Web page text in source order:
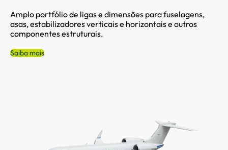
Amplo portfólio de ligas e dimensões para fuselagens,
asas, estabilizadores verticais e horizontais e outros
componentes estruturais.
Saiba mais